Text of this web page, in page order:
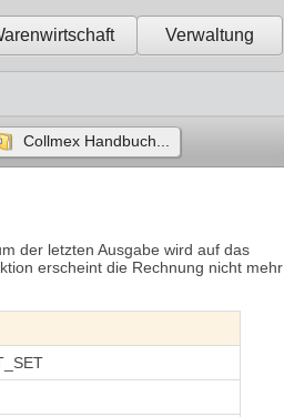
Verwaltung
Collmex Handbuch...
der letzten Ausgabe wird auf das
erscheint die Rechnung nicht mehr